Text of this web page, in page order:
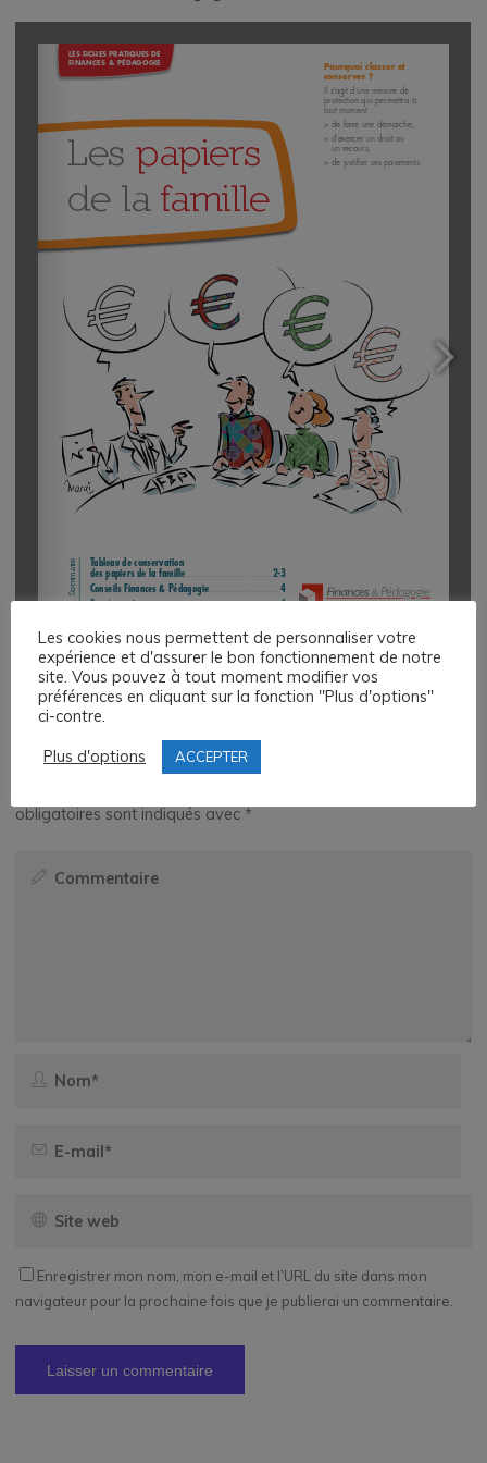
1/4
Laisser un commentaire
obligatoires sont indiqués avec *
Enregistrer mon nom, mon e-mail et l’URL du site dans mon
navigateur pour la prochaine fois que je publierai un commentaire.
Les cookies nous permettent de personnaliser votre
expérience et d'assurer le bon fonctionnement de notre
site. Vous pouvez à tout moment modifier vos
préférences en cliquant sur la fonction "Plus d'options"
ci-contre.
Plus d'options
ACCEPTER